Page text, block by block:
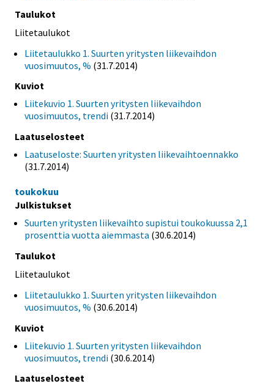
Taulukot
Liitetaulukot
Liitetaulukko 1. Suurten yritysten liikevaihdon
vuosimuutos, % (31.7.2014)
Kuviot
Liitekuvio 1. Suurten yritysten liikevaihdon
vuosimuutos, trendi (31.7.2014)
Laatuselosteet
Laatuseloste: Suurten yritysten liikevaihtoennakko
(31.7.2014)
toukokuu
Julkistukset
Suurten yritysten liikevaihto supistui toukokuussa 2,1
prosenttia vuotta aiemmasta (30.6.2014)
Taulukot
Liitetaulukot
Liitetaulukko 1. Suurten yritysten liikevaihdon
vuosimuutos, % (30.6.2014)
Kuviot
Liitekuvio 1. Suurten yritysten liikevaihdon
vuosimuutos, trendi (30.6.2014)
Laatuselosteet